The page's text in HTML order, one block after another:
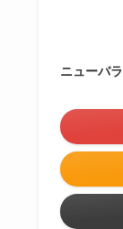
ニューバ